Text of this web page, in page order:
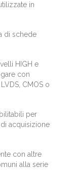
in
di schede
HIGH e
con
CMOS o
per
acquisizione
con altre
alla serie